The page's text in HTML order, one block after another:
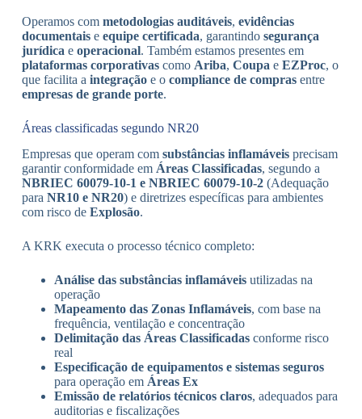
Operamos com metodologias auditáveis, evidências
documentaise equipe certificada, garantindo segurança
jurídica e operacional. Também estamos presentes em
plataformas corporativascomo Ariba, Coupa e EZProc, o
que facilita a integraçãoe o compliance de comprasentre
empresas de grande porte.
Áreas classificadas segundo NR20
Empresas que operam com substâncias inflamáveisprecisam
garantir conformidade em Áreas Classificadas, segundo a
NBRIEC 60079-10-1 e NBRIEC 60079-10-2(Adequação
para NR10 e NR20) e diretrizes específicas para ambientes
com risco de Explosão.
A KRK executa o processo técnico completo:
Análise das substâncias inflamáveisutilizadas na
operação
Mapeamento das Zonas Inflamáveis, com base na
frequência, ventilação e concentração
Delimitação das Áreas Classificadasconforme risco
real
Especificação de equipamentos e sistemas seguros
para operação em Áreas Ex
Emissão de relatórios técnicos claros, adequados para
auditorias e fiscalizações